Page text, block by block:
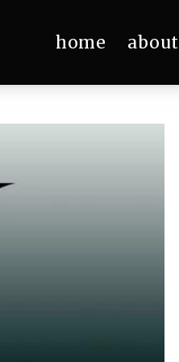
home about